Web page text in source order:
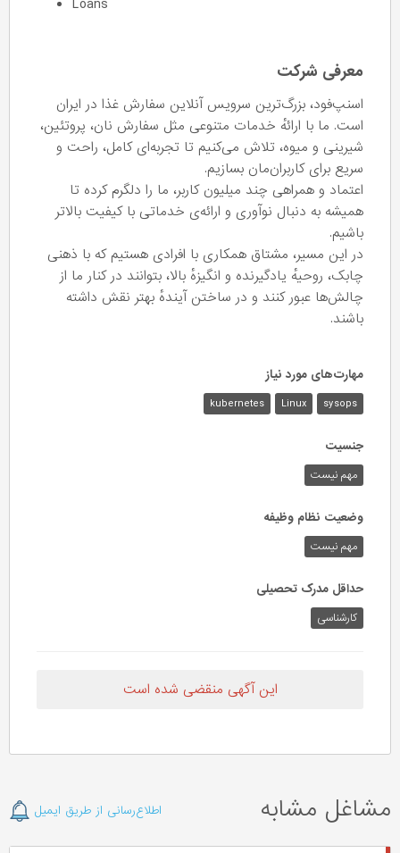
Loans
معرفی شرکت
اسنپ‌فود، بزرگ‌ترین سرویس آنلاین سفارش غذا در ایران
است. ما با ارائهٔ خدمات متنوعی مثل سفارش نان، پروتئین،
شیرینی و میوه، تلاش می‌کنیم تا تجربه‌ای کامل، راحت و
سریع برای کاربران‌مان بسازیم.
اعتماد و همراهی چند میلیون کاربر، ما را دلگرم کرده تا
همیشه به دنبال نوآوری و ارائه‌ی خدماتی با کیفیت بالاتر
باشیم.
در این مسیر، مشتاق همکاری با افرادی هستیم که با ذهنی
چابک، روحیه‌ٔ یادگیرنده و انگیزه‌ٔ بالا، بتوانند در کنار ما از
چالش‌ها عبور کنند و در ساختن آیندهٔ بهتر نقش داشته
باشند.
مهارت‌های مورد نیاز
sysops
Linux
kubernetes
جنسیت
مهم نیست
وضعیت نظام وظیفه
مهم‌ نیست
حداقل مدرک تحصیلی
کارشناسی
این آگهی منقضی شده است
مشاغل مشابه اطلاع‌رسانی از طریق ایمیل